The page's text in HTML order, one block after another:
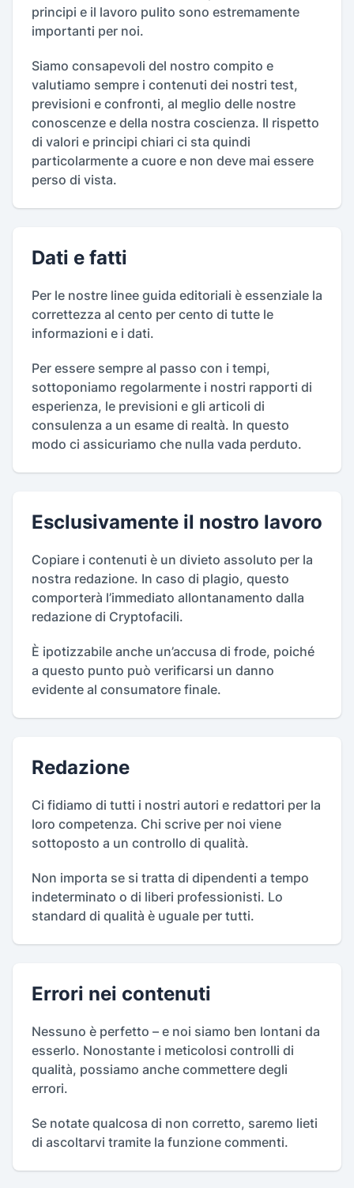
principi e il lavoro pulito sono estremamente
importanti per noi.
Siamo consapevoli del nostro compito e
valutiamo sempre i contenuti dei nostri test,
previsioni e confronti, al meglio delle nostre
conoscenze e della nostra coscienza. Il rispetto
di valori e principi chiari ci sta quindi
particolarmente a cuore e non deve mai essere
perso di vista.
Dati e fatti
Per le nostre linee guida editoriali è essenziale la
correttezza al cento per cento di tutte le
informazioni e i dati.
Per essere sempre al passo con i tempi,
sottoponiamo regolarmente i nostri rapporti di
esperienza, le previsioni e gli articoli di
consulenza a un esame di realtà. In questo
modo ci assicuriamo che nulla vada perduto.
Esclusivamente il nostro lavoro
Copiare i contenuti è un divieto assoluto per la
nostra redazione. In caso di plagio, questo
comporterà l’immediato allontanamento dalla
redazione di Cryptofacili.
È ipotizzabile anche un’accusa di frode, poiché
a questo punto può verificarsi un danno
evidente al consumatore finale.
Redazione
Ci fidiamo di tutti i nostri autori e redattori per la
loro competenza. Chi scrive per noi viene
sottoposto a un controllo di qualità.
Non importa se si tratta di dipendenti a tempo
indeterminato o di liberi professionisti. Lo
standard di qualità è uguale per tutti.
Errori nei contenuti
Nessuno è perfetto – e noi siamo ben lontani da
esserlo. Nonostante i meticolosi controlli di
qualità, possiamo anche commettere degli
errori.
Se notate qualcosa di non corretto, saremo lieti
di ascoltarvi tramite la funzione commenti.